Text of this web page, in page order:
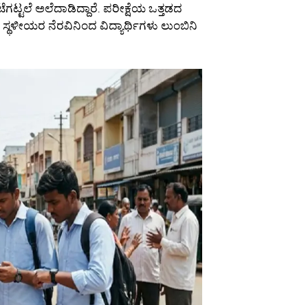
ಅಲೆದಾಡಿದ್ದಾರೆ. ಪರೀಕ್ಷೆಯ ಒತ್ತಡದ
ನೆರವಿನಿಂದ ವಿದ್ಯಾರ್ಥಿಗಳು ಲುಂಬಿನಿ